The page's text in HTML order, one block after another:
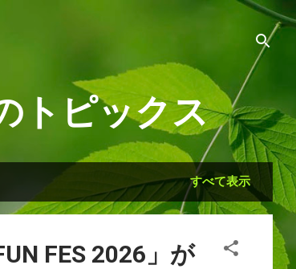
トピックス
すべて表示
FES 2026」が